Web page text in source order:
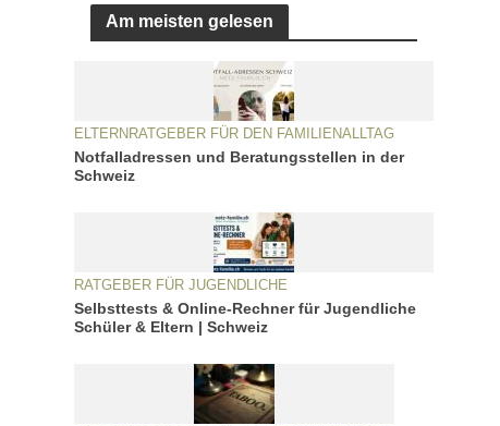
Am meisten gelesen
ELTERNRATGEBER FÜR DEN FAMILIENALLTAG
Notfalladressen und Beratungsstellen in der
Schweiz
RATGEBER FÜR JUGENDLICHE
Selbsttests & Online-Rechner für Jugendliche
Schüler & Eltern | Schweiz